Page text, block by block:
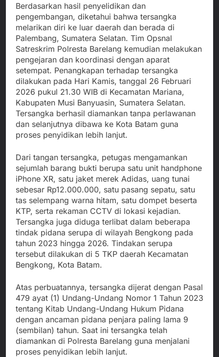
Berdasarkan hasil penyelidikan dan
pengembangan, diketahui bahwa tersangka
melarikan diri ke luar daerah dan berada di
Palembang, Sumatera Selatan. Tim Opsnal
Satreskrim Polresta Barelang kemudian melakukan
pengejaran dan koordinasi dengan aparat
setempat. Penangkapan terhadap tersangka
dilakukan pada Hari Kamis, tanggal 26 Februari
2026 pukul 21.30 WIB di Kecamatan Mariana,
Kabupaten Musi Banyuasin, Sumatera Selatan.
Tersangka berhasil diamankan tanpa perlawanan
dan selanjutnya dibawa ke Kota Batam guna
proses penyidikan lebih lanjut.
Dari tangan tersangka, petugas mengamankan
sejumlah barang bukti berupa satu unit handphone
iPhone XR, satu jaket merek Adidas, uang tunai
sebesar Rp12.000.000, satu pasang sepatu, satu
tas selempang warna hitam, satu dompet beserta
KTP, serta rekaman CCTV di lokasi kejadian.
Tersangka juga diduga terlibat dalam beberapa
tindak pidana serupa di wilayah Bengkong pada
tahun 2023 hingga 2026. Tindakan serupa
tersebut dilakukan di 5 TKP daerah Kecamatan
Bengkong, Kota Batam.
Atas perbuatannya, tersangka dijerat dengan Pasal
479 ayat (1) Undang-Undang Nomor 1 Tahun 2023
tentang Kitab Undang-Undang Hukum Pidana
dengan ancaman pidana penjara paling lama 9
(sembilan) tahun. Saat ini tersangka telah
diamankan di Polresta Barelang guna menjalani
proses penyidikan lebih lanjut.